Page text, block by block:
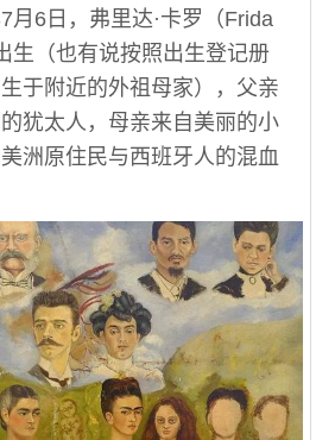
6日，弗里达·卡罗（Frida
生（也有说按照出生登记册
于附近的外祖母家），父亲
犹太人，母亲来自美丽的小
洲原住民与西班牙人的混血